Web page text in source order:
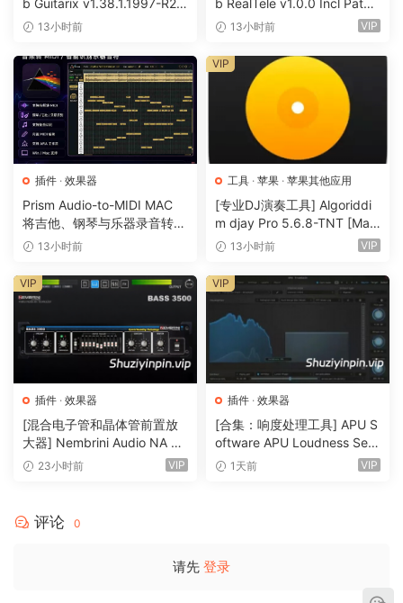
色 M400 作为默认界面。总共有十种不同的界面，灵感来自原
始的老式乐器：M1、MkII、M300、M400、M400S、
Modern。
规格
– 10 个经典磁带和早期数字采样器的深度多重采样集合
– 用于磁带处理的额外现代声学乐器集合
– 包括来自 SampleTron 1 的完整旧库
– 基于 T-RackS 磁带集合技术的最先进的模拟磁带建模
– 轻松导入用户样本并应用磁带建模处理
分层和分割
– 6 种源自 AmpliTube、T-RackS 和 Syntronik 的特定乐器顶
级品质效果
– Syntronik 的模拟建模合成器滤波器可提供额外的色彩
– MIDI 学习功能允许将任何参数分配给传入的 MIDI 控制器消息
– 按类别或型号进行浏览器搜索，在几秒钟内找到声音
– 优化的可调整大小界面
– 将 SampleTron 2 声音加载到 SampleTank 4.1.4（或更高版
本）中以获得更多可扩展性
重要提示：
如果在安装“安装 SampleTron 2 (Ver. 2.0.2) .pkq”时出现错
b Guitarix v1.38.1.1997-R2R
[WiN]（7.5MB）
13小时前
b RealTele v1.0.0 Incl Patch
ed and Keygen-R2R [WiN]
13小时前 VIP
插件 · 效果器
Prism Audio-to-MIDI MAC
将吉他、钢琴与乐器录音转换
为可编辑 MIDI
13小时前
工具 · 苹果 · 苹果其他应用
[专业DJ演奏工具] Algoriddi
m djay Pro 5.6.8-TNT [Mac
OSX]（290MB）
13小时前 VIP
VIP
插件 · 效果器
[混合电子管和晶体管前置放
大器] Nembrini Audio NA Ba
ss 3500 v1.0.0 Incl Keygen-
23小时前 VIP
VIP
插件 · 效果器
[合集：响度处理工具] APU S
oftware APU Loudness Seri
es v5.7.0 Incl Keygen-R2R
1天前 VIP
VIP
评论 0
请先 登录